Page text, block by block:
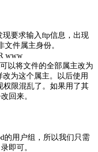
现要求输入ftp信息，出现
件属主身份。
www
以将文件的全部属主改为
为这个属主。以后使用
限混乱了。如果用了其
回来。
的用户组，所以我们只需
即可。